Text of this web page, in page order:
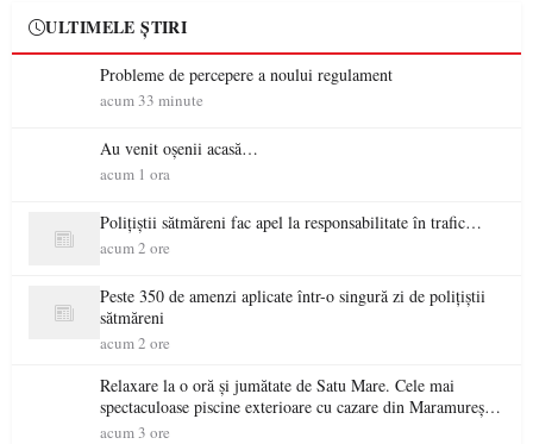
ULTIMELE ȘTIRI
Probleme de percepere a noului regulament
acum 33 minute
Au venit oșenii acasă…
acum 1 ora
Polițiștii sătmăreni fac apel la responsabilitate în trafic…
acum 2 ore
Peste 350 de amenzi aplicate într-o singură zi de polițiștii
sătmăreni
acum 2 ore
Relaxare la o oră și jumătate de Satu Mare. Cele mai
spectaculoase piscine exterioare cu cazare din Maramureș,
ideale pentru o escapadă de vară
acum 3 ore